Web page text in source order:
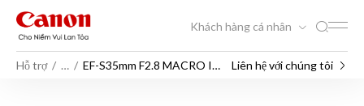
Khách hàng cá nhân
Hỗ trợ …
EF-S35mm F2.8 MACRO IS
Liên hệ với chúng tôi